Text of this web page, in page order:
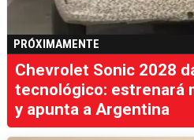
PRÓXIMAMENTE
Chevrolet Sonic 2028
tecnológico: estrenará
y apunta a Argentina